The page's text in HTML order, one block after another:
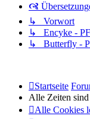
🙧
↳ Vorwort
↳ Encyke -
↳ Butterfly -
Startseite
Alle Zeiten sind
Alle Cookies